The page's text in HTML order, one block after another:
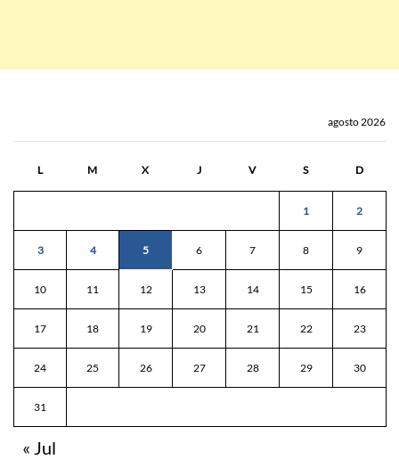
agosto 2026
L M X J V S D
1 2
3 4 5 6 7 8 9
10 11 12 13 14 15 16
17 18 19 20 21 22 23
24 25 26 27 28 29 30
31
« Jul